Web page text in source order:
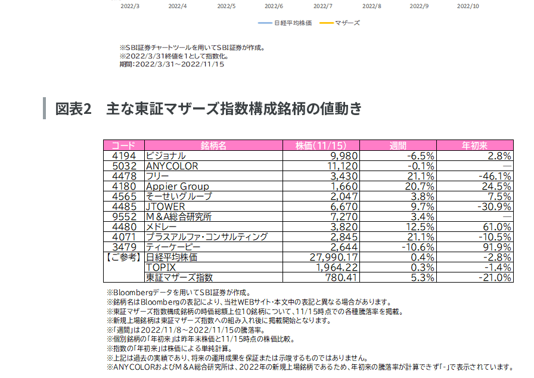
図表2 主な東証マザーズ指数構成銘柄の値動き